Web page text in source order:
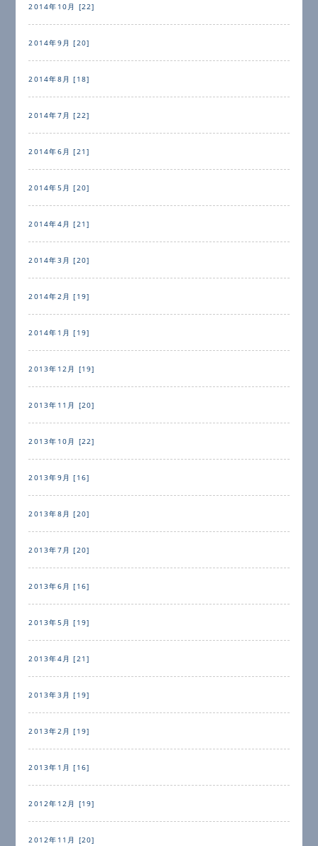
2014年10月 [22]
2014年9月 [20]
2014年8月 [18]
2014年7月 [22]
2014年6月 [21]
2014年5月 [20]
2014年4月 [21]
2014年3月 [20]
2014年2月 [19]
2014年1月 [19]
2013年12月 [19]
2013年11月 [20]
2013年10月 [22]
2013年9月 [16]
2013年8月 [20]
2013年7月 [20]
2013年6月 [16]
2013年5月 [19]
2013年4月 [21]
2013年3月 [19]
2013年2月 [19]
2013年1月 [16]
2012年12月 [19]
2012年11月 [20]